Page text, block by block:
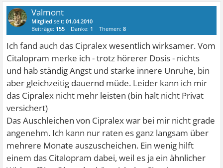
Valmont
Mitglied seit:01.04.2010
Beiträge: 155 Danke: 1 Themen:8
Ich fand auch das Cipralex wesentlich wirksamer. Vom
Citalopram merke ich - trotz hörerer Dosis - nichts
und hab ständig Angst und starke innere Unruhe, bin
aber gleichzeitig dauernd müde. Leider kann ich mir
das Cipralex nicht mehr leisten (bin halt nicht Privat
versichert)
Das Auschleichen von Cipralex war bei mir nicht grade
angenehm. Ich kann nur raten es ganz langsam über
mehrere Monate auszuscheichen. Ein wenig hilft
einem das Citalopram dabei, weil es ja ein ähnlicher